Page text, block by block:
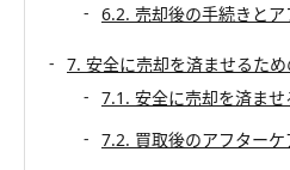
6.2. 売却後の手続きとア
7. 安全に売却を済ませるた
7.1. 安全に売却を済ま
7.2. 買取後のアフター